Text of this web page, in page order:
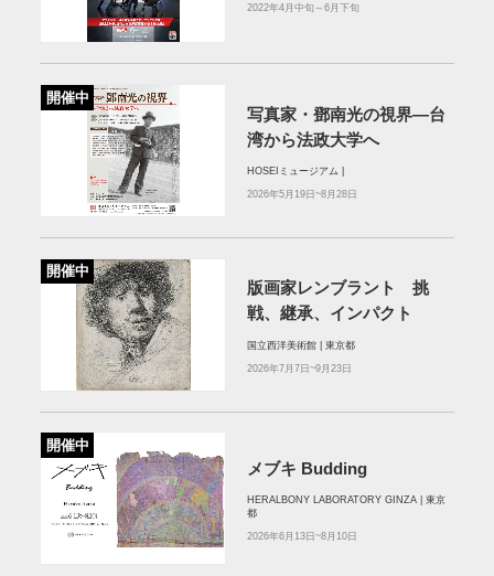
2022年4月中旬～6月下旬
開催中
写真家・鄧南光の視界―台
湾から法政大学へ
HOSEIミュージアム |
2026年5月19日~8月28日
開催中
版画家レンブラント 挑
戦、継承、インパクト
国立西洋美術館 | 東京都
2026年7月7日~9月23日
開催中
メブキ Budding
HERALBONY LABORATORY GINZA | 東京
都
2026年6月13日~8月10日